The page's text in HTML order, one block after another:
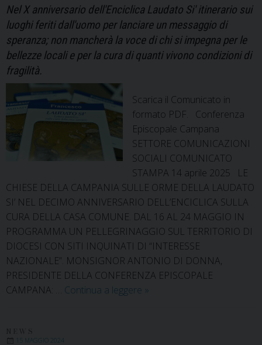
Nel X anniversario dell'Enciclica Laudato Si' itinerario sui
luoghi feriti dall'uomo per lanciare un messaggio di
speranza; non mancherà la voce di chi si impegna per le
bellezze locali e per la cura di quanti vivono condizioni di
fragilità.
Scarica il Comunicato in
formato PDF. Conferenza
Episcopale Campana
SETTORE COMUNICAZIONI
SOCIALI COMUNICATO
STAMPA 14 aprile 2025 LE
CHIESE DELLA CAMPANIA SULLE ORME DELLA LAUDATO
SI’ NEL DECIMO ANNIVERSARIO DELL’ENCICLICA SULLA
CURA DELLA CASA COMUNE. DAL 16 AL 24 MAGGIO IN
PROGRAMMA UN PELLEGRINAGGIO SUL TERRITORIO DI
DIOCESI CON SITI INQUINATI DI “INTERESSE
NAZIONALE”. MONSIGNOR ANTONIO DI DONNA,
PRESIDENTE DELLA CONFERENZA EPISCOPALE
CAMPANA: … Continua a leggere Le»
15 MAGGIO 2024